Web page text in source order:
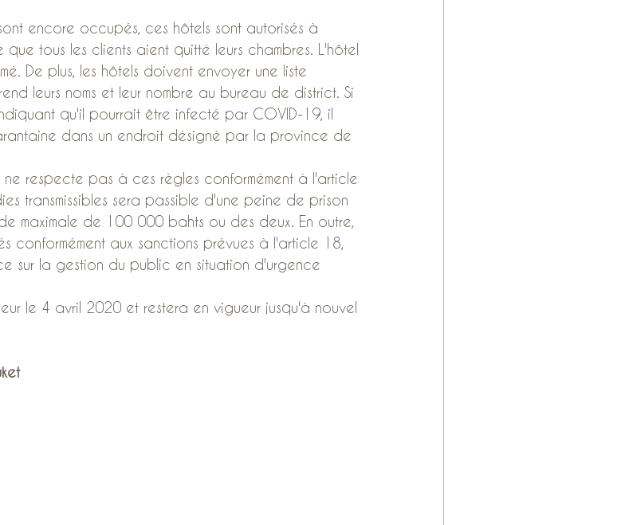
encore occupés, ces hôtels sont autorisés à
tous les clients aient quitté leurs chambres. L'hôtel
De plus, les hôtels doivent envoyer une liste
leurs noms et leur nombre au bureau de district. Si
qu'il pourrait être infecté par COVID-19, il
dans un endroit désigné par la province de
respecte pas à ces règles conformément à l'article
transmissibles sera passible d'une peine de prison
maximale de 100 000 bahts ou des deux. En outre,
conformément aux sanctions prévues à l'article 18,
sur la gestion du public en situation d'urgence
le 4 avril 2020 et restera en vigueur jusqu'à nouvel